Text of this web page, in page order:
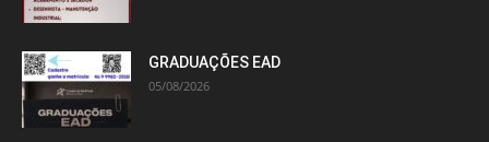
GRADUAÇÕES EAD
05/08/2026